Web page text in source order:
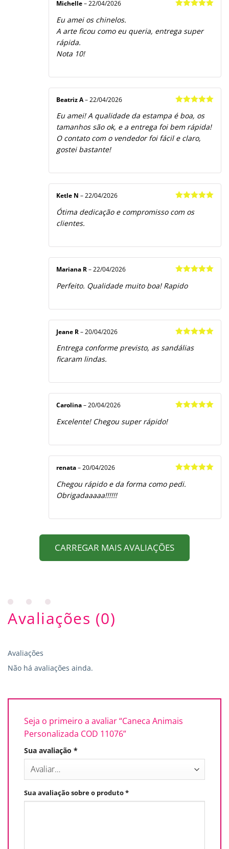
Michelle – 22/04/2026
Eu amei os chinelos.
A arte ficou como eu queria, entrega super
rápida.
Nota 10!
de 5
Beatriz A – 22/04/2026
Eu amei! A qualidade da estampa é boa, os
tamanhos são ok, e a entrega foi bem rápida!
O contato com o vendedor foi fácil e claro,
gostei bastante!
de 5
Ketle N – 22/04/2026
Ótima dedicação e compromisso com os
clientes.
de 5
Mariana R – 22/04/2026
Perfeito. Qualidade muito boa! Rapido
de 5
Jeane R – 20/04/2026
Entrega conforme previsto, as sandálias
ficaram lindas.
Carolina – 20/04/2026
Excelente! Chegou super rápido!
de 5
renata – 20/04/2026
Chegou rápido e da forma como pedi.
Obrigadaaaaa!!!!!!
CARREGAR MAIS AVALIAÇÕES
Avaliações (0)
Avaliações
Não há avaliações ainda.
Seja o primeiro a avaliar “Caneca Animais
Personalizada COD 11076”
Sua avaliação *
Sua avaliação sobre o produto*